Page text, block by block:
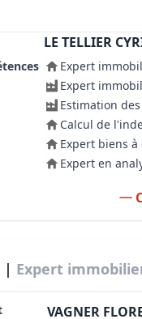
LE TELLIER
Expert
Expert
Estimation
Calcul de
Expert biens
Expert en
| Expert
VAGNER